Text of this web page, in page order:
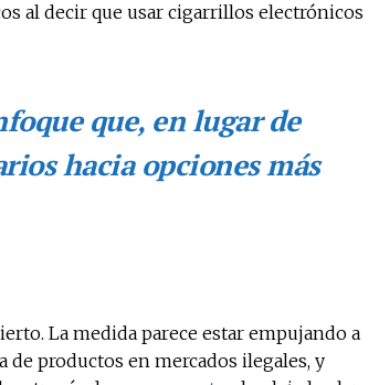
al decir que usar cigarrillos electrónicos
que, en lugar de
hacia opciones más
La medida parece estar empujando a
productos en mercados ilegales, y